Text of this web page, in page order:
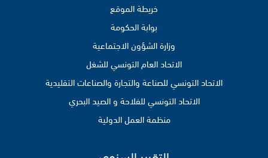
خريطة الموقع
بوابة الحكومة
وزارة الشؤون الاجتماعية
الاتحاد العام التونسي للشغل
الاتحاد التونسي للصناعة والتجارة والصناعات التقليدية
الاتحاد التونسي للفلاحة و الصيد البحري
منظمة العمل الدولية